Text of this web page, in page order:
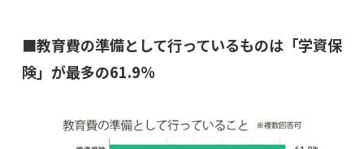
■教育費の準備として行っているものは「学資保
険」が最多の61.9%